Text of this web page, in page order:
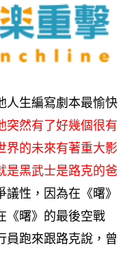
人生編寫劇本最愉快
突然有了好幾個很有
界的未來有著重大影
是黑武士是路克的爸
性，因為在《曙》
《曙》的最後空戰
員跑來跟路克說，曾